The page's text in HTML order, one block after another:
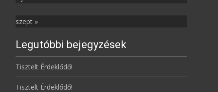
szept »
Legutóbbi bejegyzések
Tisztelt Érdeklődő!
Tisztelt Érdeklődő!